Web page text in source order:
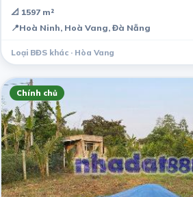
📐 1597 m²
📍Hoà Ninh, Hoà Vang, Đà Nẵng
Loại BĐS khác · Hòa Vang
Chính chủ